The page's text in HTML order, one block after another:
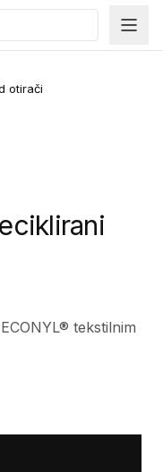
otirači
tekstilnim